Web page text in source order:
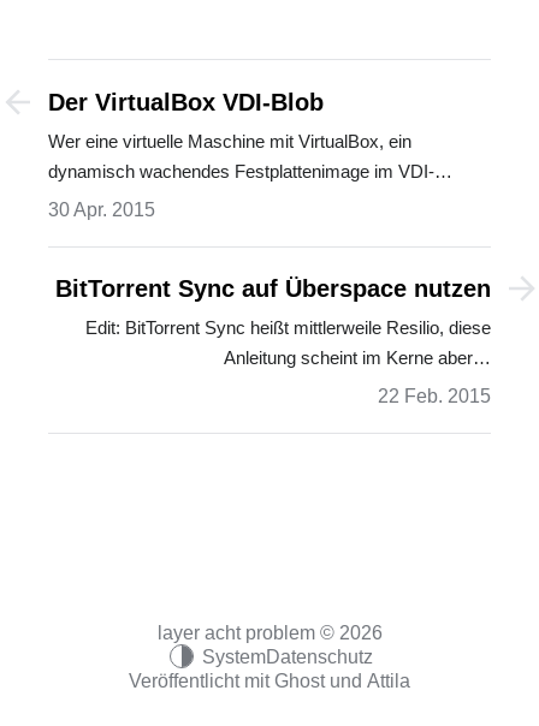
Der VirtualBox VDI-Blob
Wer eine virtuelle Maschine mit VirtualBox, ein
dynamisch wachendes Festplattenimage im VDI-…
30 Apr. 2015
BitTorrent Sync auf Überspace nutzen
Edit: BitTorrent Sync heißt mittlerweile Resilio, diese
Anleitung scheint im Kerne aber…
22 Feb. 2015
layer acht problem © 2026
SystemDatenschutz
Veröffentlicht mit Ghostund Attila